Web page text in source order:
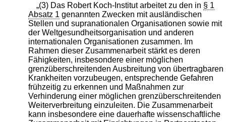
„(3) Das Robert Koch-Institut arbeitet zu den in § 1
Absatz 1 genannten Zwecken mit ausländischen
Stellen und supranationalen Organisationen sowie mit
der Weltgesundheitsorganisation und anderen
internationalen Organisationen zusammen. Im
Rahmen dieser Zusammenarbeit stärkt es deren
Fähigkeiten, insbesondere einer möglichen
grenzüberschreitenden Ausbreitung von übertragbaren
Krankheiten vorzubeugen, entsprechende Gefahren
frühzeitig zu erkennen und Maßnahmen zur
Verhinderung einer möglichen grenzüberschreitenden
Weiterverbreitung einzuleiten. Die Zusammenarbeit
kann insbesondere eine dauerhafte wissenschaftliche